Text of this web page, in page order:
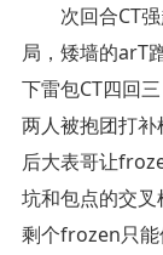
次回合CT
局，矮墙的arT
下雷包CT四回
两人被抱团打
后大表哥让
坑和包点的交叉
剩个frozen只能